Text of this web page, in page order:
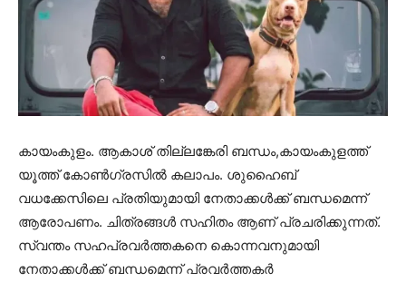
കായംകുളം. ആകാശ് തില്ലങ്കേരി ബന്ധം,കായംകുളത്ത്
യൂത്ത് കോൺഗ്രസിൽ കലാപം. ശുഹൈബ്
വധക്കേസിലെ പ്രതിയുമായി നേതാക്കൾക്ക് ബന്ധമെന്ന്
ആരോപണം. ചിത്രങ്ങൾ സഹിതം ആണ് പ്രചരിക്കുന്നത്.
സ്വന്തം സഹപ്രവർത്തകനെ കൊന്നവനുമായി
നേതാക്കൾക്ക് ബന്ധമെന്ന് പ്രവർത്തകർ